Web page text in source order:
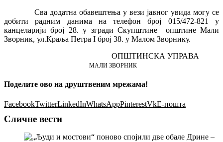
Сва додатна обавештења у вези јавног увида могу се
добити радним данима на телефон број 015/472-821 у
канцеларији број 28. у згради Скупштине општине Мали
Зворник, ул.Краља Петра I број 38. у Малом Зворнику.
ОПШТИНСКА УПРАВА
МАЛИ ЗВОРНИК
Поделите ово на друштвеним мрежама!
FacebookTwitterLinkedInWhatsAppPinterestVkЕ-пошта
Сличне вести